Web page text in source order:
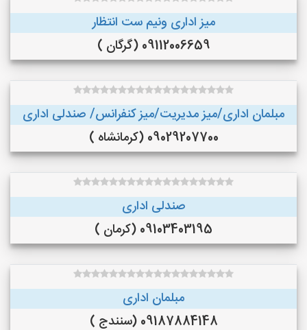
میز اداری ونیم ست انتظار
09112006659 (گرگان )
مبلمان اداری/میز مدیریت/میز کنفرانس/ صندلی اداری
09029207700 (کرمانشاه )
صندلی اداری
09103403195 (کرمان )
مبلمان اداری
09187884148 (سنندج )